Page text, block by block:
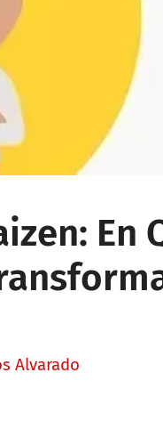
En
Alvarado